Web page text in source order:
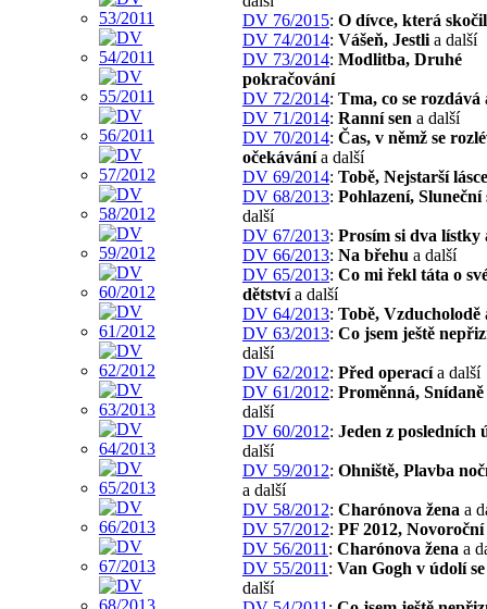
DV 76/2015: O dívce, která
DV 74/2014: Vášeň, Jestli a další
DV 73/2014: Modlitba, Druhé
pokračování
DV 72/2014: Tma, co se rozdává
DV 71/2014: Ranní sen a další
DV 70/2014: Čas, v němž se
očekávánía další
DV 69/2014: Tobě, Nejstarší lásce
DV 68/2013: Pohlazení, Sluneční
další
DV 67/2013: Prosím si dva lístky
DV 66/2013: Na břehu a další
DV 65/2013: Co mi řekl táta o
dětstvía další
DV 64/2013: Tobě, Vzducholodě
DV 63/2013: Co jsem ještě
další
DV 62/2012: Před operacía další
DV 61/2012: Proměnná,
další
DV 60/2012: Jeden z posledních
další
DV 59/2012: Ohniště, Plavba
a další
DV 58/2012: Charónova žena a
DV 57/2012: PF 2012, Novoroční
DV 56/2011 : Charónova žena a
DV 55/2011 : Van Gogh v údolí
další